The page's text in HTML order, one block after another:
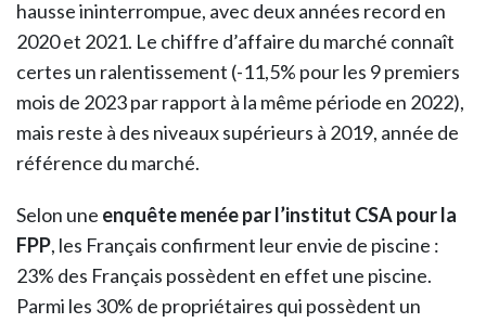
hausse ininterrompue, avec deux années record en
2020 et 2021. Le chiffre d’affaire du marché connaît
certes un ralentissement (-11,5% pour les 9 premiers
mois de 2023 par rapport à la même période en 2022),
mais reste à des niveaux supérieurs à 2019, année de
référence du marché.
Selon une enquête menée par l’institut CSA pour la
FPP, les Français confirment leur envie de piscine :
23% des Français possèdent en effet une piscine.
Parmi les 30% de propriétaires qui possèdent un